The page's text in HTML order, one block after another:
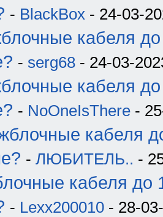
- BlackBox - 24-03-
кабеля до
- serg68 - 24-03-
кабеля до
- NoOneIsThere -
кабеля
- ЛЮБИТЕЛЬ.. -
кабеля до
- Lexx200010 - 28-